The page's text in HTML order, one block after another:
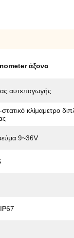
άξονα
αυτεπαγωγής
κλίμαμετρο
9~36V